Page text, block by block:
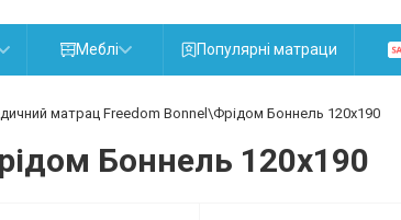
Меблі Популярні матраци
матрац Freedom Bonnel\Фрідом Боннель 120x190
Боннель 120x190